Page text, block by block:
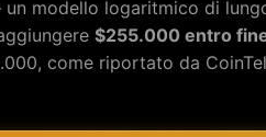
modello logaritmico di
$255.000 entro
come riportato da